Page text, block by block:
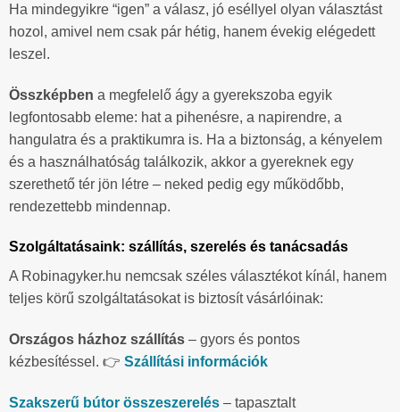
Ha mindegyikre “igen” a válasz, jó eséllyel olyan választást
hozol, amivel nem csak pár hétig, hanem évekig elégedett
leszel.
Összképben a megfelelő ágy a gyerekszoba egyik
legfontosabb eleme: hat a pihenésre, a napirendre, a
hangulatra és a praktikumra is. Ha a biztonság, a kényelem
és a használhatóság találkozik, akkor a gyereknek egy
szerethető tér jön létre – neked pedig egy működőbb,
rendezettebb mindennap.
Szolgáltatásaink: szállítás, szerelés és tanácsadás
A Robinagyker.hu nemcsak széles választékot kínál, hanem
teljes körű szolgáltatásokat is biztosít vásárlóinak:
Országos házhoz szállítás – gyors és pontos
kézbesítéssel. 👉 Szállítási információk
Szakszerű bútor összeszerelés – tapasztalt